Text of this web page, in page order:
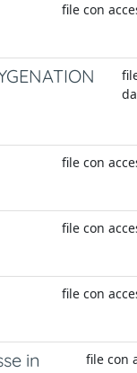
file con
file con
file con
file con
in
file con